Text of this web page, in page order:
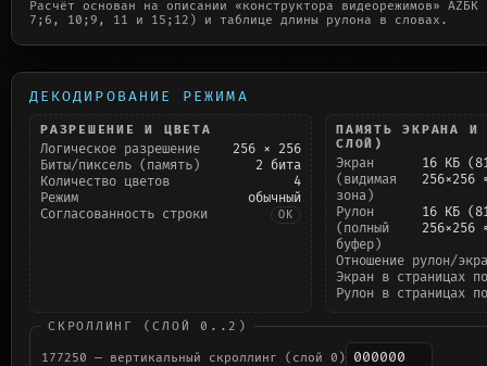
Расчёт основан на описании «конструктора видеорежимов»
7;6, 10;9, 11 и 15;12) и таблице длины рулона в словах.
ДЕКОДИРОВАНИЕ РЕЖИМА
РАЗРЕШЕНИЕ И ЦВЕТА
Логическое разрешение
256 × 256
Биты/пиксель (память)
2 бита
Количество цветов
4
Режим
обычный
Согласованность строки
OK
ПАМЯТЬ ЭКРАНА
СЛОЙ)
Экран
(видимая
зона)
16 КБ
Рулон
(полный
буфер)
16 КБ
Отношение рулон/
Экран в страницах
Рулон в страницах
СКРОЛЛИНГ (СЛОЙ 0..2)
177250 — вертикальный скроллинг (слой 0)